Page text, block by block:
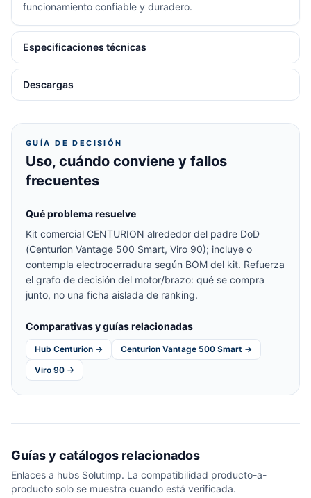
funcionamiento confiable y duradero.
Especificaciones técnicas
Descargas
GUÍA DE DECISIÓN
Uso, cuándo conviene y fallos
frecuentes
Qué problema resuelve
Kit comercial CENTURION alrededor del padre DoD
(Centurion Vantage 500 Smart, Viro 90); incluye o
contempla electrocerradura según BOM del kit. Refuerza
el grafo de decisión del motor/brazo: qué se compra
junto, no una ficha aislada de ranking.
Comparativas y guías relacionadas
Hub Centurion →
Centurion Vantage 500 Smart →
Viro 90 →
Guías y catálogos relacionados
Enlaces a hubs Solutimp. La compatibilidad producto-a-
producto solo se muestra cuando está verificada.